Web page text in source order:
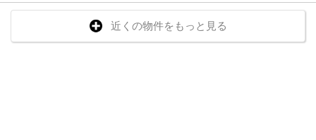
近くの物件をもっと見る